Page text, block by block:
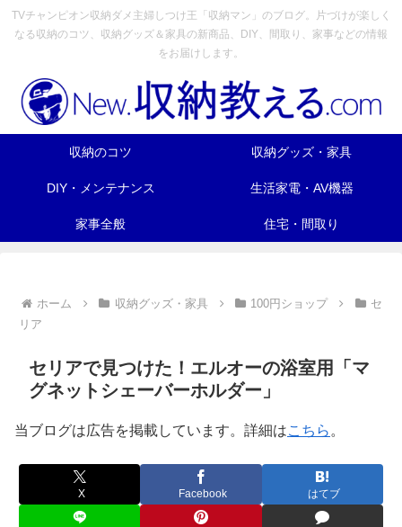
TVチャンピオン収納ダメ主婦しつけ王「収納マン」のブログ。片づけが楽しく
なる収納のコツ、収納グッズ＆家具の新商品、DIY、間取り、家事などの情報
をお届けします。
収納のコツ 収納グッズ・家具
DIY・メンテナンス 生活家電・AV機器
家事全般 住宅・間取り
ホーム 収納グッズ・家具 100円ショップ
セ
リア
セリアで見つけた！エルオーの浴室用「マ
グネットシェーバーホルダー」
当ブログは広告を掲載しています。詳細はこちら 。
X Facebook はてブ